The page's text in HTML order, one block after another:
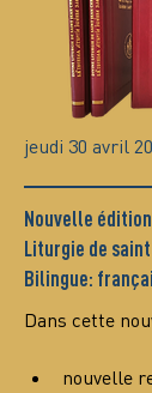
jeudi 30 avril
Nouvelle
Liturgie de
Bilingue:
Dans cette
nouvelle